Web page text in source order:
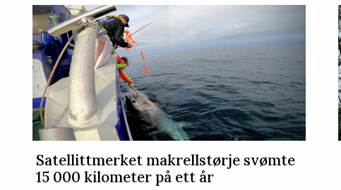
Satellittmerket makrellstørje svømte
15 000 kilometer på ett år